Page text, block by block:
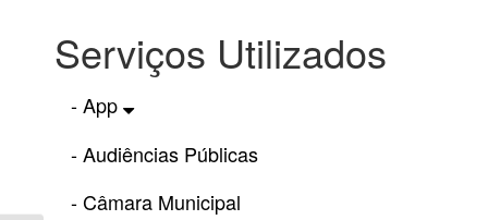
Serviços Utilizados
- App
- Audiências Públicas
- Câmara Municipal